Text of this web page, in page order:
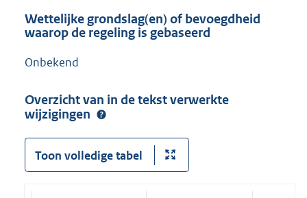
Wettelijke grondslag(en) of bevoegdheid
waarop de regeling is gebaseerd
Onbekend
Overzicht van in de tekst verwerkte
wijzigingen
Toon volledige tabel